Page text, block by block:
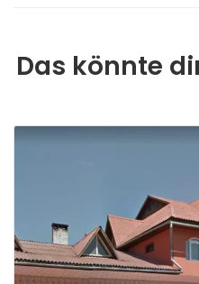
Das könnte